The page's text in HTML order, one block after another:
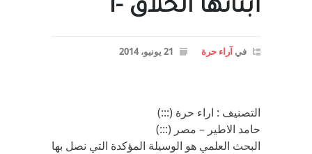
أبنائها الخلاق -1
فيآراء حرة 21 يونيو، 2014
التصنيف : اراء حرة (:::)
حامد الاطير – مصر (:::)
البحث العلمي هو الوسيلة المؤكدة التي نصل بها